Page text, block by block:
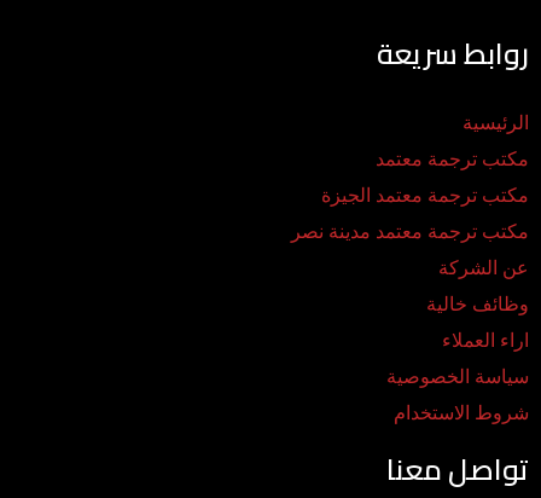
روابط سريعة
الرئيسية
مكتب ترجمة معتمد
مكتب ترجمة معتمد الجيزة
مكتب ترجمة معتمد مدينة نصر
عن الشركة
وظائف خالية
اراء العملاء
سياسة الخصوصية
شروط الاستخدام
تواصل معنا